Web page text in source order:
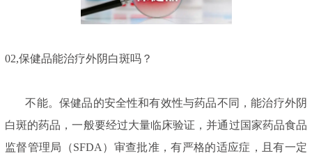
02,保健品能治疗外阴白斑吗？
不能。保健品的安全性和有效性与药品不同，能治疗外阴
白斑的药品，一般要经过大量临床验证，并通过国家药品食品
监督管理局（SFDA）审查批准，有严格的适应症，且有一定